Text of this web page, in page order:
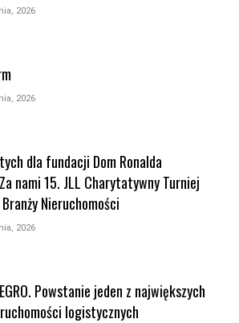
2026
2026
dla fundacji Dom Ronalda
nami 15. JLL Charytatywny Turniej
Nieruchomości
2026
Powstanie jeden z największych
logistycznych